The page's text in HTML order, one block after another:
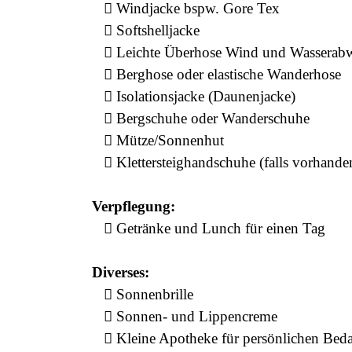
 Windjacke bspw. Gore Tex
 Softshelljacke
 Leichte Überhose Wind und
 Berghose oder elastische Wanderhose
 Isolationsjacke (Daunenjacke)
 Bergschuhe oder Wanderschuhe
 Mütze/Sonnenhut
 Klettersteighandschuhe (falls
Verpflegung:
 Getränke und Lunch für einen Tag
Diverses:
 Sonnenbrille
 Sonnen- und Lippencreme
 Kleine Apotheke für persönlichen